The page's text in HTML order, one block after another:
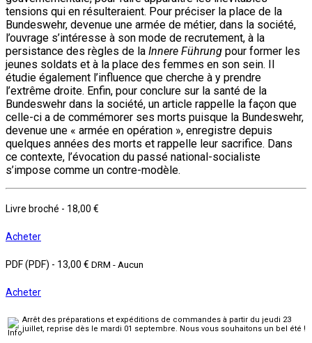
tensions qui en résulteraient. Pour préciser la place de la
Bundeswehr, devenue une armée de métier, dans la société,
l’ouvrage s’intéresse à son mode de recrutement, à la
persistance des règles de la Innere Führung pour former les
jeunes soldats et à la place des femmes en son sein. Il
étudie également l’influence que cherche à y prendre
l’extrême droite. Enfin, pour conclure sur la santé de la
Bundeswehr dans la société, un article rappelle la façon que
celle-ci a de commémorer ses morts puisque la Bundeswehr,
devenue une « armée en opération », enregistre depuis
quelques années des morts et rappelle leur sacrifice. Dans
ce contexte, l’évocation du passé national-socialiste
s’impose comme un contre-modèle.
Livre broché - 18,00 €
Acheter
PDF (PDF) - 13,00 € DRM - Aucun
Acheter
Arrêt des préparations et expéditions de commandes à partir du jeudi 23
juillet, reprise dès le mardi 01 septembre. Nous vous souhaitons un bel été !